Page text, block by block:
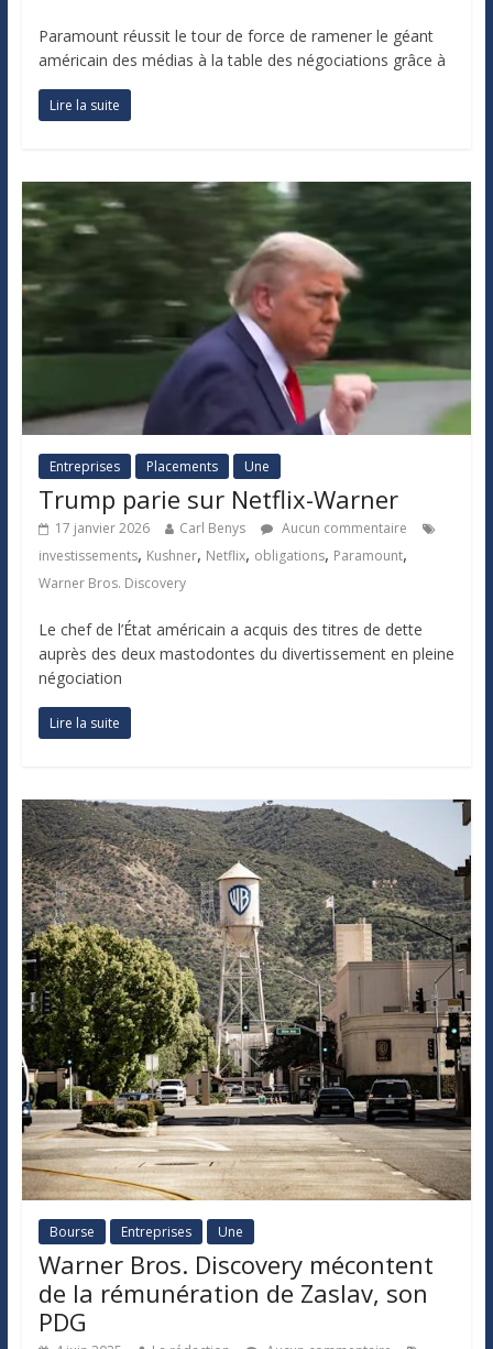
Paramount réussit le tour de force de ramener le géant
américain des médias à la table des négociations grâce à
Lire la suite
Entreprises Placements Une
Trump parie sur Netflix-Warner
17 janvier 2026 Carl Benys
Aucun commentaire
investissements, Kushner, Netflix, obligations, Paramount,
Warner Bros. Discovery
Le chef de l’État américain a acquis des titres de dette
auprès des deux mastodontes du divertissement en pleine
négociation
Lire la suite
Bourse Entreprises Une
Warner Bros. Discovery mécontent
de la rémunération de Zaslav, son
PDG